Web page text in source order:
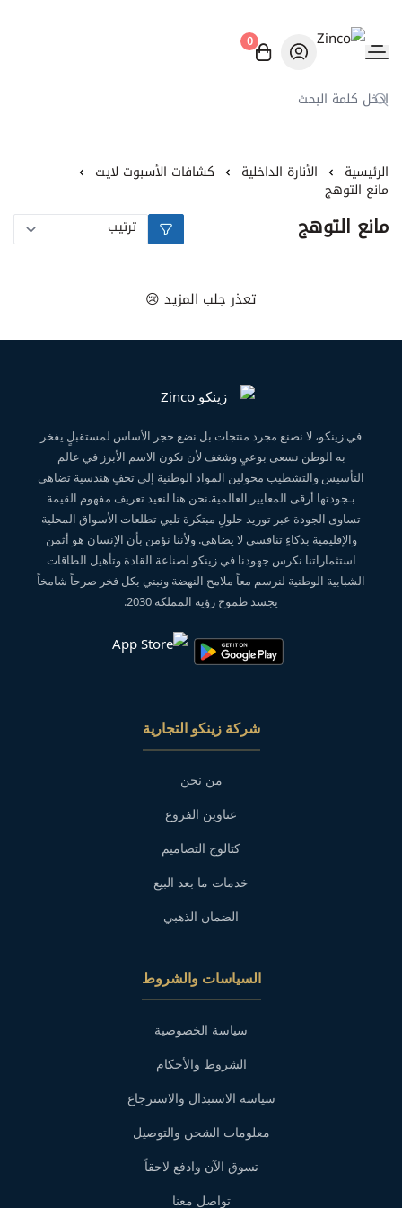
Zinco
0
الرئيسية الأنارة الداخلية كشافات الأسبوت لايت
مانع التوهج
مانع التوهج
تعذر جلب المزيد 😢
في زينكو، لا نصنع مجرد منتجات بل نضع حجر الأساس لمستقبلٍ يفخر
به الوطن نسعى بوعيٍ وشغف لأن نكون الاسم الأبرز في عالم
التأسيس والتشطيب محولين المواد الوطنية إلى تحفٍ هندسية تضاهي
بـجودتها أرقى المعايير العالمية.نحن هنا لنعيد تعريف مفهوم القيمة
تساوى الجودة عبر توريد حلولٍ مبتكرة تلبي تطلعات الأسواق المحلية
والإقليمية بذكاءٍ تنافسي لا يضاهى. ولأننا نؤمن بأن الإنسان هو أثمن
استثماراتنا نكرس جهودنا في زينكو لصناعة القادة وتأهيل الطاقات
الشبابية الوطنية لنرسم معاً ملامح النهضة ونبني بكل فخر صرحاً شامخاً
يجسد طموح رؤية المملكة 2030.
شركة زينكو التجارية
من نحن
عناوين الفروع
كتالوج التصاميم
خدمات ما بعد البيع
الضمان الذهبي
السياسات والشروط
سياسة الخصوصية
الشروط والأحكام
سياسة الاستبدال والاسترجاع
معلومات الشحن والتوصيل
تسوق الآن وادفع لاحقاً
تواصل معنا